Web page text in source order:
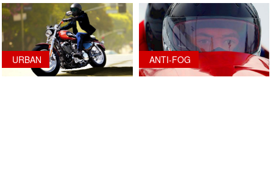
URBAN ANTI-FOG